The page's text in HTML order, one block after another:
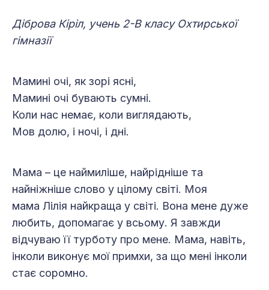
Діброва Кіріл, учень 2-В класу Охтирської
гімназії
Мамині очі, як зорі ясні,
Мамині очі бувають сумні.
Коли нас немає, коли виглядають,
Мов долю, і ночі, і дні.
Мама – це наймиліше, найрідніше та
найніжніше слово у цілому світі. Моя
мама Лілія найкраща у світі. Вона мене дуже
любить, допомагає у всьому. Я завжди
відчуваю її турботу про мене. Мама, навіть,
інколи виконує мої примхи, за що мені інколи
стає соромно.